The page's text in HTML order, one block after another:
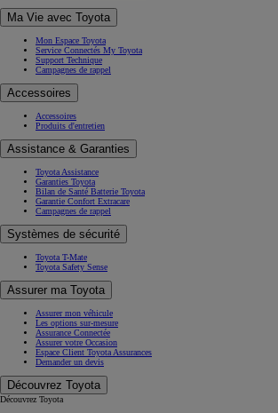
Ma Vie avec Toyota
Mon Espace Toyota
Service Connectés My Toyota
Support Technique
Campagnes de rappel
Accessoires
Accessoires
Produits d'entretien
Assistance & Garanties
Toyota Assistance
Garanties Toyota
Bilan de Santé Batterie Toyota
Garantie Confort Extracare
Campagnes de rappel
Systèmes de sécurité
Toyota T-Mate
Toyota Safety Sense
Assurer ma Toyota
Assurer mon véhicule
Les options sur-mesure
Assurance Connectée
Assurer votre Occasion
Espace Client Toyota Assurances
Demander un devis
Découvrez Toyota
Découvrez Toyota